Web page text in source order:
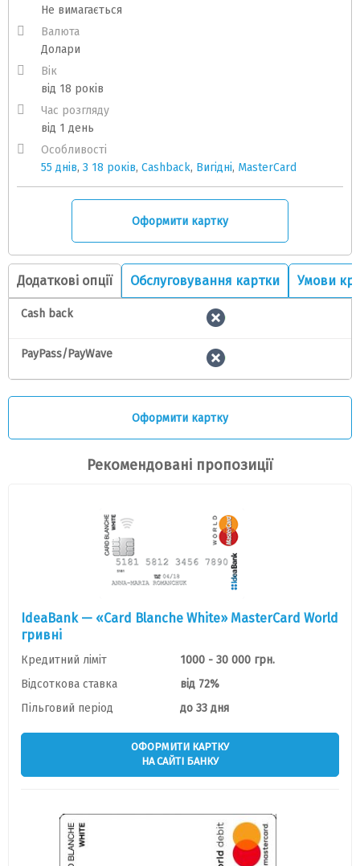
Не вимагається
Валюта
Долари
Вік
від 18 років
Час розгляду
від 1 день
Особливості
55 днів, З 18 років, Cashback, Вигідні, MasterCard
Оформити картку
Додаткові опції Обслуговування картки Умови
Cash back
PayPass/PayWave
Оформити картку
Рекомендовані пропозиції
IdeaBank — «Card Blanche White» MasterCard World
гривнi
Кредитний ліміт
1000 - 30 000 грн.
Відсоткова ставка
від 72%
Пільговий період
до 33 дня
ОФОРМИТИ КАРТКУ
НА САЙТІ БАНКУ